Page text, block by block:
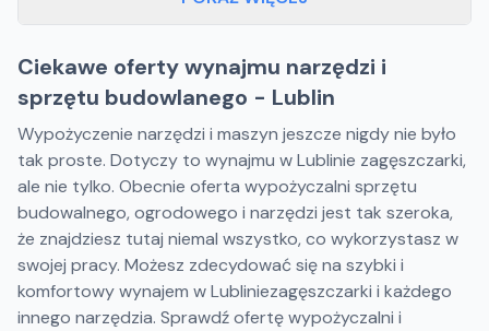
Ciekawe oferty wynajmu narzędzi i
sprzętu budowlanego - Lublin
Wypożyczenie narzędzi i maszyn jeszcze nigdy nie było
tak proste. Dotyczy to wynajmu w Lublinie zagęszczarki,
ale nie tylko. Obecnie oferta wypożyczalni sprzętu
budowalnego, ogrodowego i narzędzi jest tak szeroka,
że znajdziesz tutaj niemal wszystko, co wykorzystasz w
swojej pracy. Możesz zdecydować się na szybki i
komfortowy wynajem w Lubliniezagęszczarki i każdego
innego narzędzia. Sprawdź ofertę wypożyczalni i